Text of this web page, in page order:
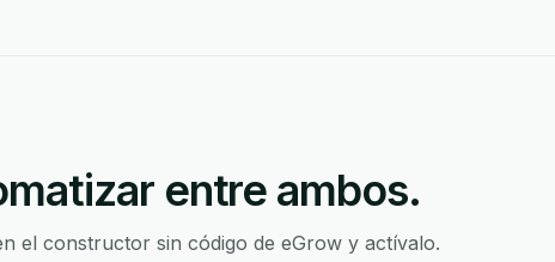
entre ambos.
el constructor sin código de eGrow y actívalo.